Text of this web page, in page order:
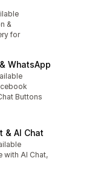
&
for
WhatsApp
Buttons
& AI Chat
with AI Chat,